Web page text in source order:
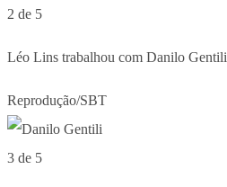
2 de 5
Léo Lins trabalhou com Danilo Gentili
Reprodução/SBT
3 de 5